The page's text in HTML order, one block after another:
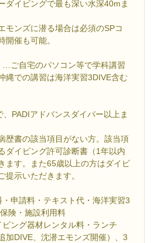
ダイビングで最も深い水深40mま
モンズに潜る場合は必須のSPコ
開催も可能。
…ご自宅のパソコン等で学科講習
縄での講習は海洋実習3DIVE含む
PADIアドバンスダイバー以上ま
歴書の該当項目がない方。該当項
ダイビング許可診断書（1年以内
ます。また65歳以上の方はダイビ
提示いただきます。
申請料・テキスト代・海洋実習3
険・施設利用料
ング器材レンタル料・ランチ
加DIVE、沈潜エモンズ開催）、3